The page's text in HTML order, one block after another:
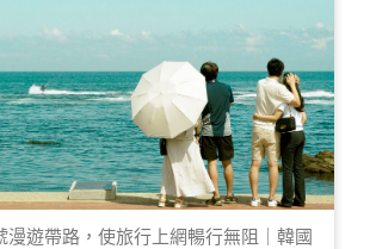
漫遊帶路，使旅行上網暢行無阻｜韓國